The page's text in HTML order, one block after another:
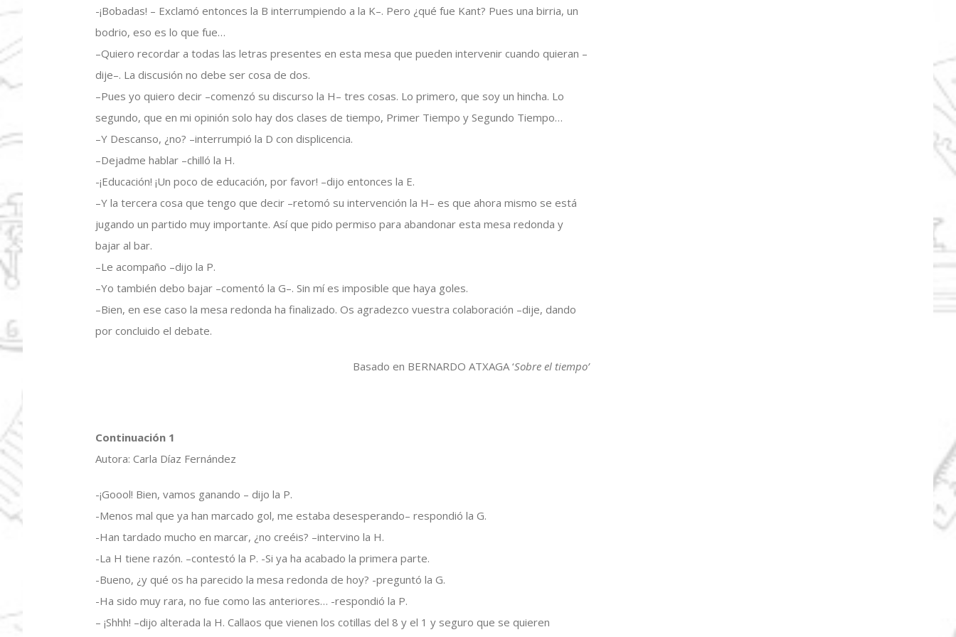
-¡Bobadas! – Exclamó entonces la B interrumpiendo a la K–. Pero ¿qué fue Kant? Pues una birria, un
bodrio, eso es lo que fue…
–Quiero recordar a todas las letras presentes en esta mesa que pueden intervenir cuando quieran –
dije–. La discusión no debe ser cosa de dos.
–Pues yo quiero decir –comenzó su discurso la H– tres cosas. Lo primero, que soy un hincha. Lo
segundo, que en mi opinión solo hay dos clases de tiempo, Primer Tiempo y Segundo Tiempo…
–Y Descanso, ¿no? –interrumpió la D con displicencia.
–Dejadme hablar –chilló la H.
-¡Educación! ¡Un poco de educación, por favor! –dijo entonces la E.
–Y la tercera cosa que tengo que decir –retomó su intervención la H– es que ahora mismo se está
jugando un partido muy importante. Así que pido permiso para abandonar esta mesa redonda y
bajar al bar.
–Le acompaño –dijo la P.
–Yo también debo bajar –comentó la G–. Sin mí es imposible que haya goles.
–Bien, en ese caso la mesa redonda ha finalizado. Os agradezco vuestra colaboración –dije, dando
por concluido el debate.
Basado en BERNARDO ATXAGA ‘Sobre el tiempo’
Continuación 1
Autora: Carla Díaz Fernández
-¡Goool! Bien, vamos ganando – dijo la P.
-Menos mal que ya han marcado gol, me estaba desesperando– respondió la G.
-Han tardado mucho en marcar, ¿no creéis? –intervino la H.
-La H tiene razón. –contestó la P. -Si ya ha acabado la primera parte.
-Bueno, ¿y qué os ha parecido la mesa redonda de hoy? -preguntó la G.
-Ha sido muy rara, no fue como las anteriores… -respondió la P.
– ¡Shhh! –dijo alterada la H. Callaos que vienen los cotillas del 8 y el 1 y seguro que se quieren